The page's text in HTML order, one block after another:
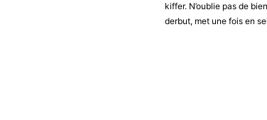
kiffer. N’oublie pas de
derbut, met une fois en